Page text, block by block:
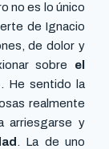
no es lo único
de Ignacio
de dolor y
sobre el
. He sentido la
realmente
arriesgarse y
. La de uno